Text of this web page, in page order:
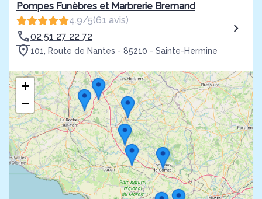
Pompes Funèbres et Marbrerie Bremand
4.9/5(61 avis)
02 51 27 22 72
101, Route de Nantes - 85210 - Sainte-Hermine
Pompes Funèbres et Marbrerie Vinet Bremand
4.8/5(59 avis)
02 51 69 02 28
27 rue François Roy, ZAC Saint Medard - 85200 -
Fontenay-le-Comte
Pompes Funèbres et Marbrerie Bremand
4.8/5(51 avis)
02 51 27 22 72
+
−